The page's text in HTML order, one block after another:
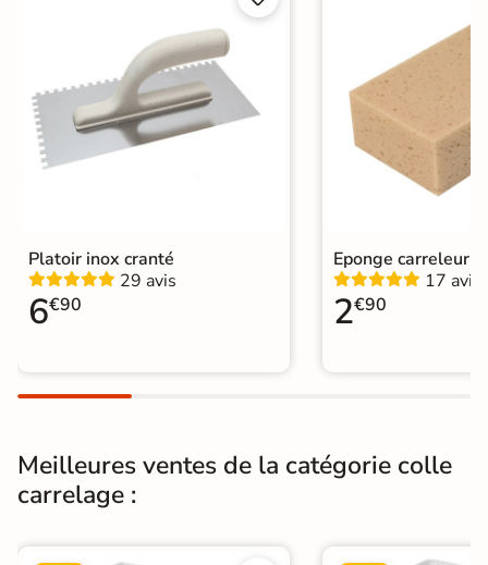
Prb
Catégories Colle a Carrelage
Livraison express
|Colle et joints livraison express
Platoir inox cranté
29 avis
6€90
Eponge carreleur
17 avis
2€90
Meilleures ventes de la catégorie colle
carrelage :